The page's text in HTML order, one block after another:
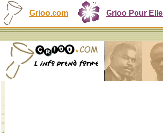
Grioo.com Grioo Pour Elle